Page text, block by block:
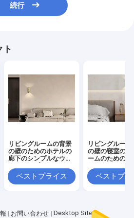
続行
ト
リビングルームの背景
の壁のためのホテルの
廊下のシンプルなウォ
ベストプライス
リビングルー
の壁の寝室のモ
ームのためのシ
ベストプラ
お問い合わせ Desktop Site